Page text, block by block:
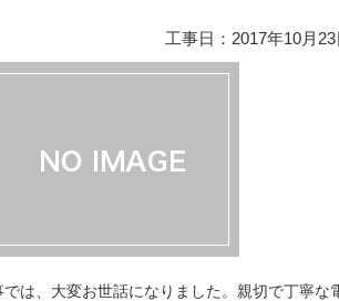
工事日：2017年10月
では、大変お世話になりました。親切で丁寧な